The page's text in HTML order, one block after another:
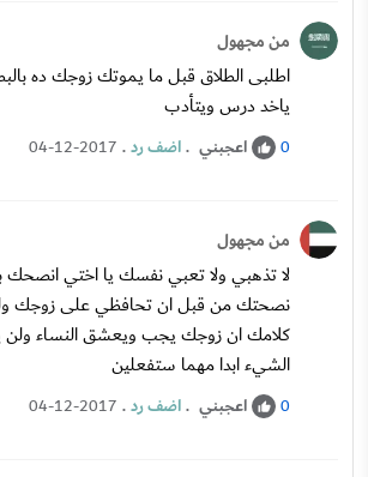
من مجهول
اطلبى الطلاق قبل ما يموتك زوجك ده
ياخد درس ويتأدب
0 اعجبني .اضف رد.
04-12-2017
من مجهول
لا تذهبي ولا تعبي نفسك يا اختي انصحك
نصحتك من قبل ان تحافظي على زوجك
كلامك ان زوجك يجب ويعشق النساء ولن
الشيء ابدا مهما ستفعلين
0 اعجبني .اضف رد.
04-12-2017